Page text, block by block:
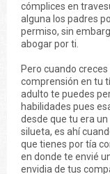
cómplices en
alguna los padres
permiso, sin
abogar por ti.
Pero cuando
comprensión en tu
adulto te puedes
habilidades pues
desde que tu era
silueta, es ahí
que tienes por tía
en donde te envié
envidia de tus